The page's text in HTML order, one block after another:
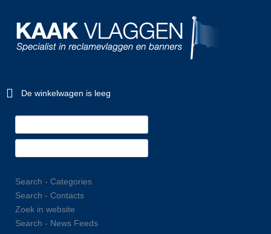
De winkelwagen is leeg
Search - Categories
Search - Contacts
Zoek in website
Search - News Feeds